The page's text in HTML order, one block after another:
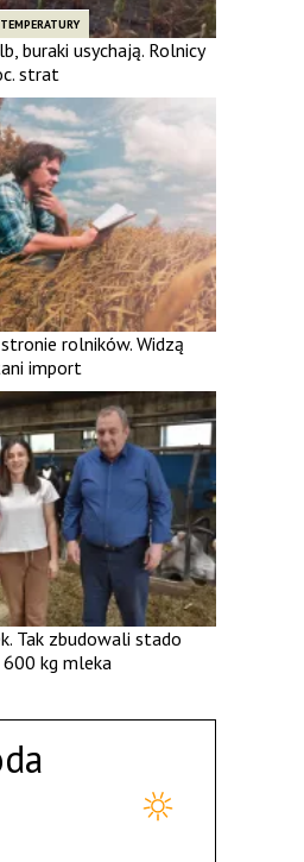
buraki usychają. Rolnicy
strat
rolników. Widzą
import
Tak zbudowali stado
kg mleka